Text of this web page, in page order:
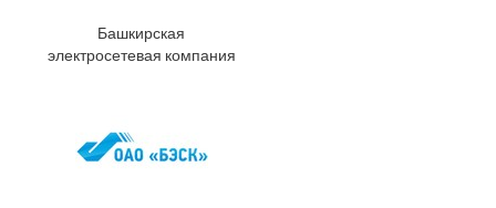
Башкирская
электросетевая компания